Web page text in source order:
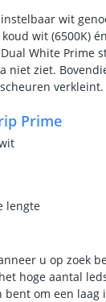
wit
wit (6500K)
White Prime
niet ziet.
verkleint.
Prime
lengte
u op zoek
hoge aantal
bent om een